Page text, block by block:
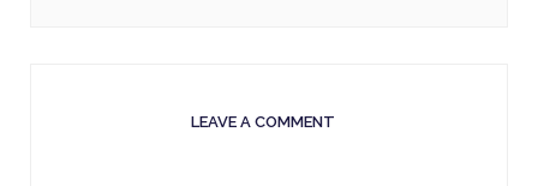
LEAVE A COMMENT